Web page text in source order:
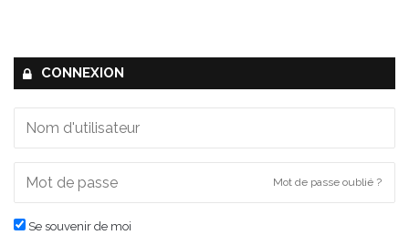
CONNEXION
Mot de passe oublié ?
Se souvenir de moi